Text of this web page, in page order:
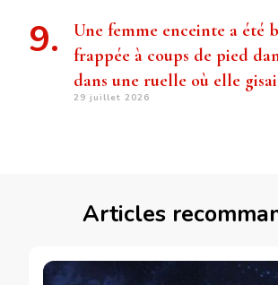
Une femme enceinte a été
frappée à coups de pied
dans une ruelle où elle
29 juillet 2026
Articles